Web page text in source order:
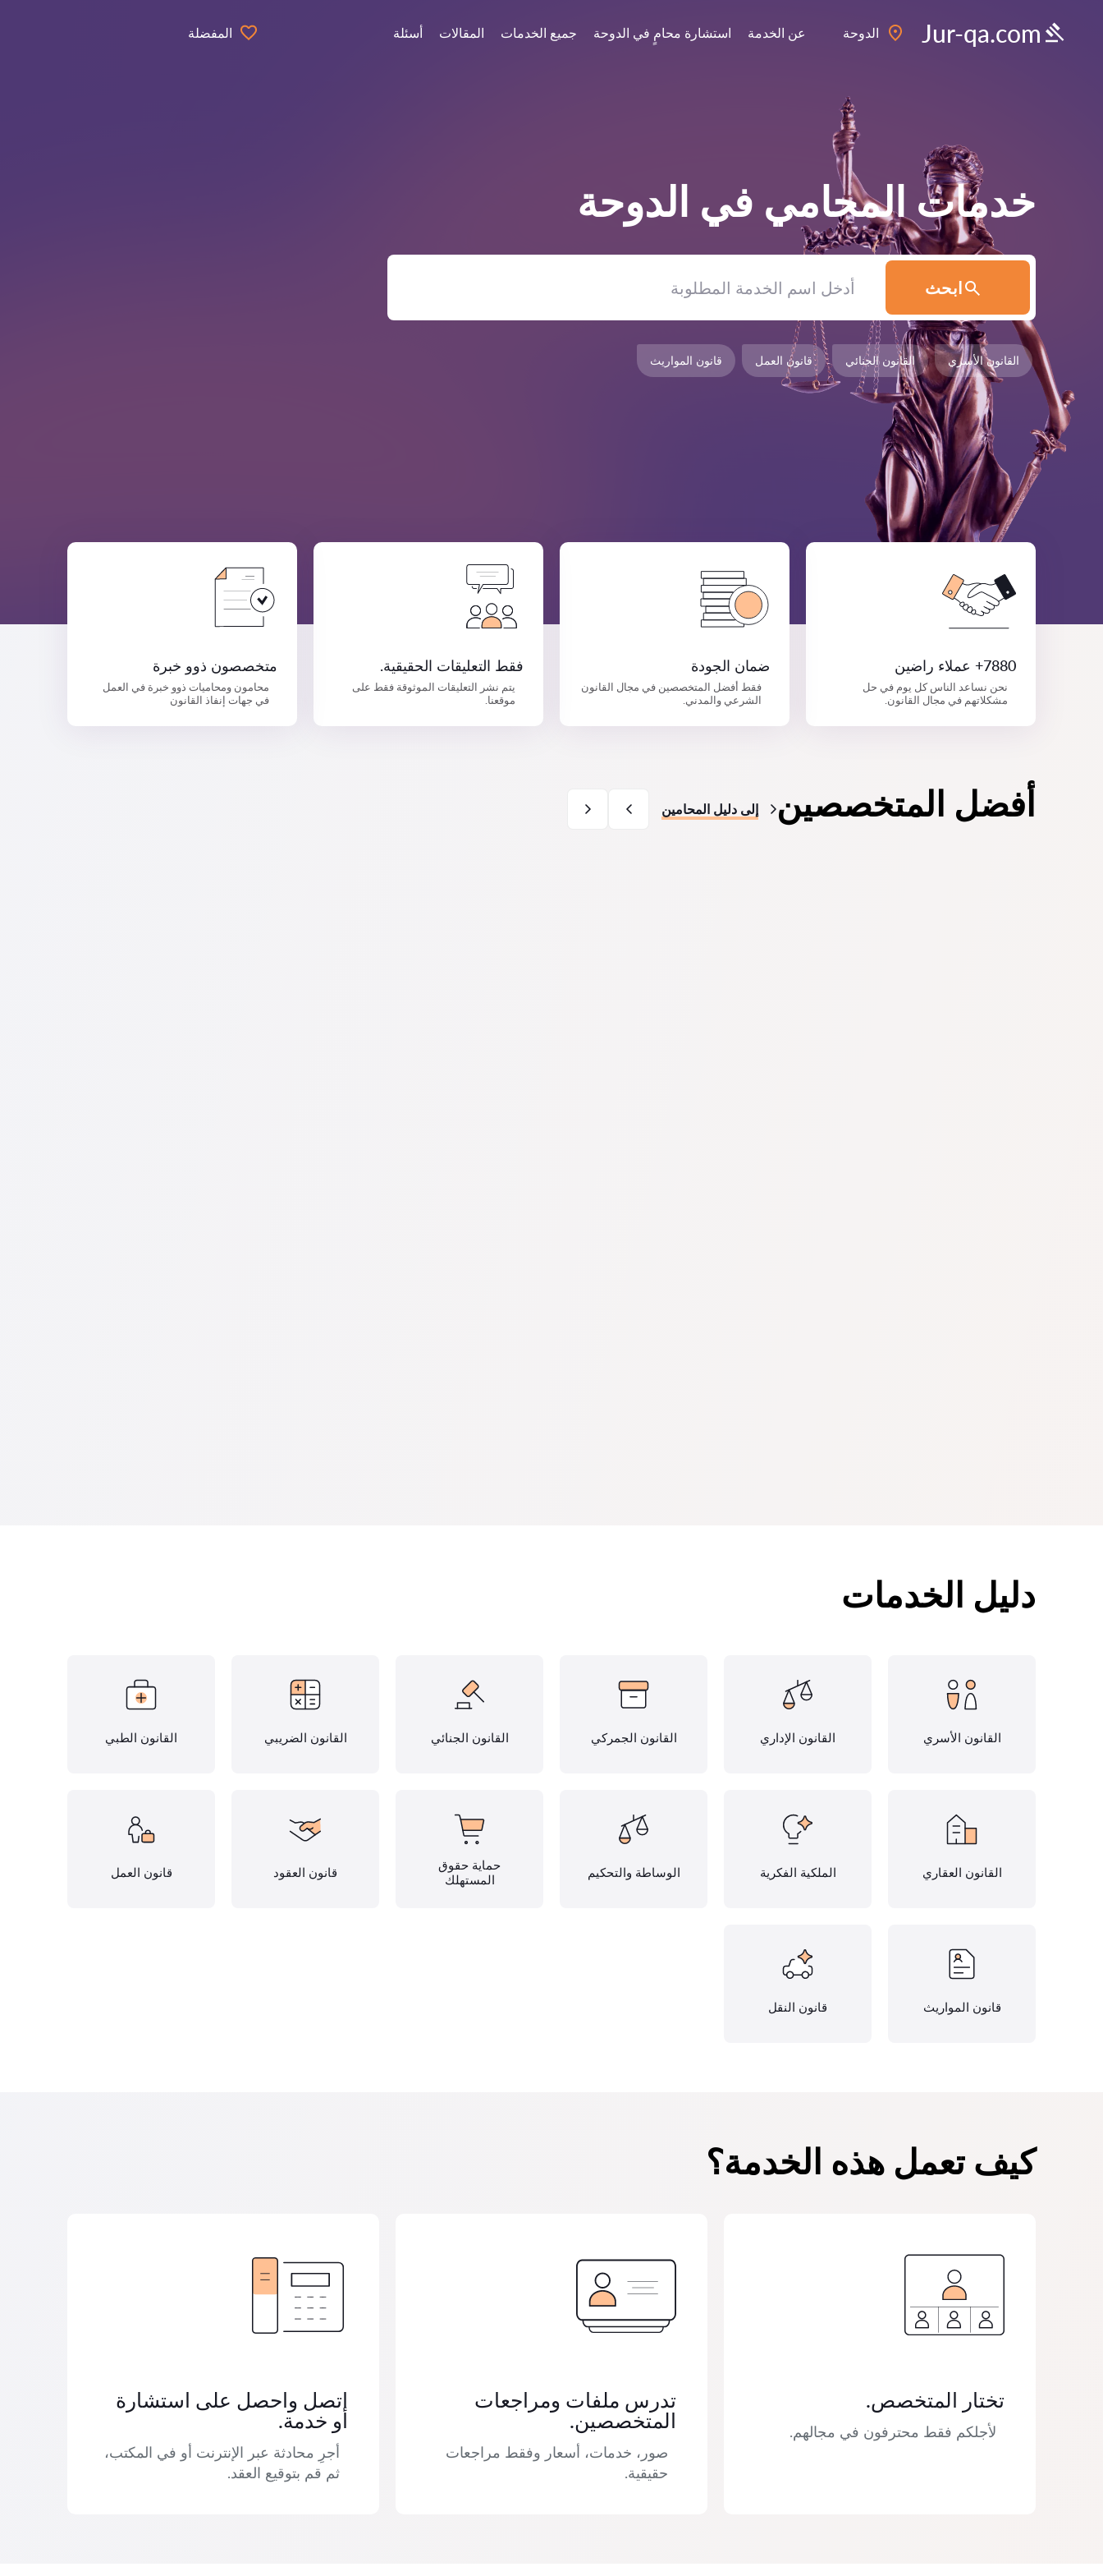
Jur-qa.com الدوحة عن الخدمة استشارة محامٍ في الدوحة جميع الخدمات المقالات أسئلة المفضلة
خدمات المحامي في الدوحة
ابحث
القانون الأسري القانون الجنائي قانون العمل قانون المواريث
7880+ عملاء راضين
نحن نساعد الناس كل يوم في حل
مشكلاتهم في مجال القانون.
ضمان الجودة
فقط أفضل المتخصصين في مجال القانون
الشرعي والمدني.
فقط التعليقات الحقيقية.
يتم نشر التعليقات الموثوقة فقط على
موقعنا.
متخصصون ذوو خبرة
محامون ومحاميات ذوو خبرة في العمل
في جهات إنفاذ القانون
أفضل المتخصصين إلى دليل المحامين
دليل الخدمات
القانون الأسري القانون الإداري القانون الجمركي القانون الجنائي القانون الضريبي القانون الطبي
القانون العقاري الملكية الفكرية الوساطة والتحكيم
حماية حقوق
المستهلك
قانون العقود قانون العمل
قانون المواريث قانون النقل
كيف تعمل هذه الخدمة؟
تختار المتخصص.
لأجلكم فقط محترفون في مجالهم.
تدرس ملفات ومراجعات
المتخصصين.
صور، خدمات، أسعار وفقط مراجعات
حقيقية.
اتصل واحصل على استشارة
أو خدمة.
أجرِ محادثة عبر الإنترنت أو في المكتب،
ثم قم بتوقيع العقد.